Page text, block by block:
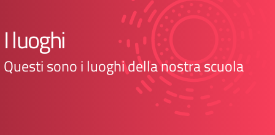
I luoghi
Questi sono i luoghi della nostra scuola